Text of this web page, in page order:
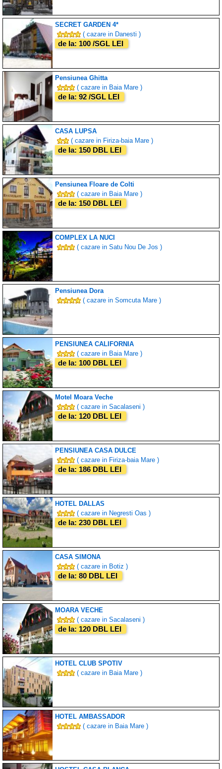
SECRET GARDEN 4*
( cazare in Danesti )
de la: 100 /SGL LEI
Pensiunea Ghitta
( cazare in Baia Mare )
de la: 92 /SGL LEI
CASA LUPSA
( cazare in Firiza-baia Mare )
de la: 150 DBL LEI
Pensiunea Floare de Colti
( cazare in Baia Mare )
de la: 150 DBL LEI
COMPLEX LA NUCI
( cazare in Satu Nou De Jos )
Pensiunea Dora
( cazare in Somcuta Mare )
PENSIUNEA CALIFORNIA
( cazare in Baia Mare )
de la: 100 DBL LEI
Motel Moara Veche
( cazare in Sacalaseni )
de la: 120 DBL LEI
PENSIUNEA CASA DULCE
( cazare in Firiza-baia Mare )
de la: 186 DBL LEI
HOTEL DALLAS
( cazare in Negresti Oas )
de la: 230 DBL LEI
CASA SIMONA
( cazare in Botiz )
de la: 80 DBL LEI
MOARA VECHE
( cazare in Sacalaseni )
de la: 120 DBL LEI
HOTEL CLUB SPOTIV
( cazare in Baia Mare )
HOTEL AMBASSADOR
( cazare in Baia Mare )